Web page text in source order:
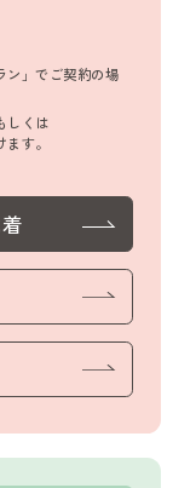
ン」でご契約の場
しくは
す。